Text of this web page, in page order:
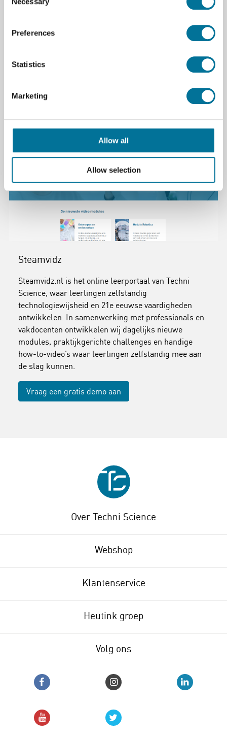
Selection
Preferences
Statistics
Marketing
Allow all
Allow selection
Te gebruiken met
Sensor, Go Direct®
Steamvidz
Steamvidz.nl is het online leerportaal van Techni
Science, waar leerlingen zelfstandig
technologiewijsheid en 21e eeuwse vaardigheden
ontwikkelen. In samenwerking met professionals en
vakdocenten ontwikkelen wij dagelijks nieuwe
modules, praktijkgerichte challenges en handige
how-to-video’s waar leerlingen zelfstandig mee aan
de slag kunnen.
Vraag een gratis demo aan
Over Techni Science
Webshop
Klantenservice
Heutink groep
Volg ons